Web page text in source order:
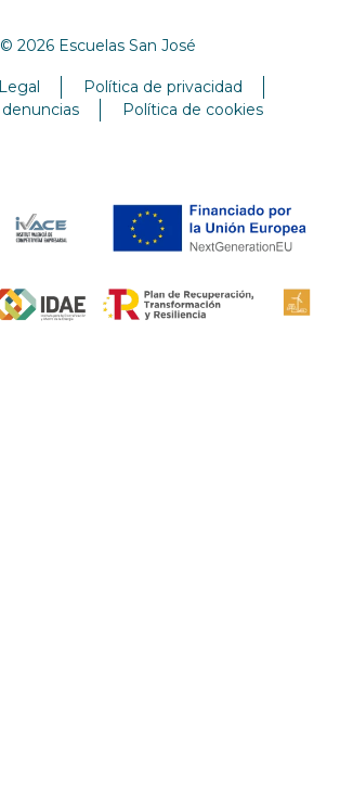
© 2026 Escuelas San José
Política de privacidad
Política de cookies